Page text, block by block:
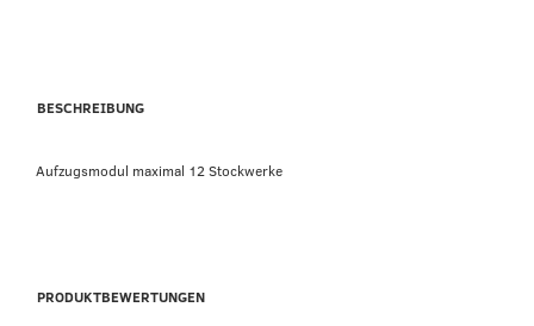
BESCHREIBUNG
Aufzugsmodul maximal 12 Stockwerke
PRODUKTBEWERTUNGEN